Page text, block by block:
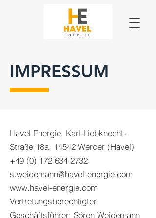
IMPRESSUM
Havel Energie, Karl-Liebknecht-
Straße 18a, 14542 Werder (Havel)
+49 (0) 172 634 2732
s.weidemann@havel-energie.com
www.havel-energie.com
Vertretungsberechtigter
Geschäftsführer: Sören Weidemann